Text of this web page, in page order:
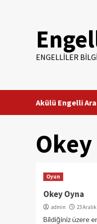
ENGELLILER
Akülü Engelli
Oyun
Okey Oyna
admin 23
Bildiğiniz üzere